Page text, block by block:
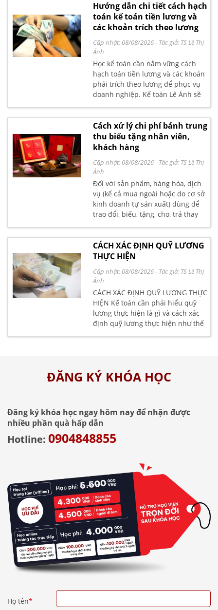
Hướng dẫn chi tiết cách hạch
toán kế toán tiền lương và
các khoản trích theo lương
Cập nhật: 08/08/2026- Tác giả: TS Lê Thị
Ánh
Học kế toán cần nắm vững cách
hạch toán tiền lương và các khoản
phải trích theo lương để phục vụ
doanh nghiệp. Kế toán Lê Ánh sẽ
định mới nhất.
Cách xử lý chi phí bánh trung
thu biếu tặng nhân viên,
khách hàng
Cập nhật: 08/08/2026- Tác giả: TS Lê Thị
Ánh
Đối với sản phẩm, hàng hóa, dịch
vụ (kể cả mua ngoài hoặc do cơ sở
kinh doanh tự sản xuất) dùng để
trao đổi, biếu, tặng, cho, trả thay
tương đương tại thời điểm phát
sinh các hoạt động này". (Theo
219/2012/TT-BTC)
CÁCH XÁC ĐỊNH QUỸ LƯƠNG
THỰC HIỆN
Cập nhật: 08/08/2026- Tác giả: TS Lê Thị
Ánh
CÁCH XÁC ĐỊNH QUỸ LƯƠNG THỰC
HIỆN Kế toán cần phải hiểu quỹ
lương thực hiện là gì và cách xác
định quỹ lương thực hiện như thế
ĐĂNG KÝ KHÓA HỌC
Đăng ký khóa học ngay hôm nay để nhận được
nhiều phần quà hấp dẫn
Hotline: 0904848855
Họ tên*